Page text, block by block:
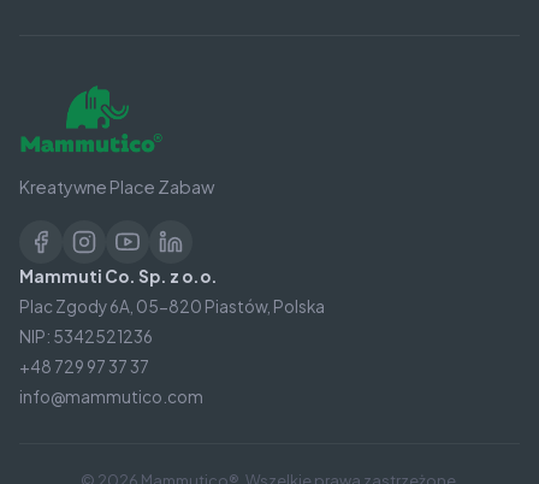
Kreatywne Place Zabaw
Mammuti Co. Sp. z o.o.
Plac Zgody 6A, 05-820 Piastów, Polska
NIP: 5342521236
+48 729 97 37 37
info@mammutico.com